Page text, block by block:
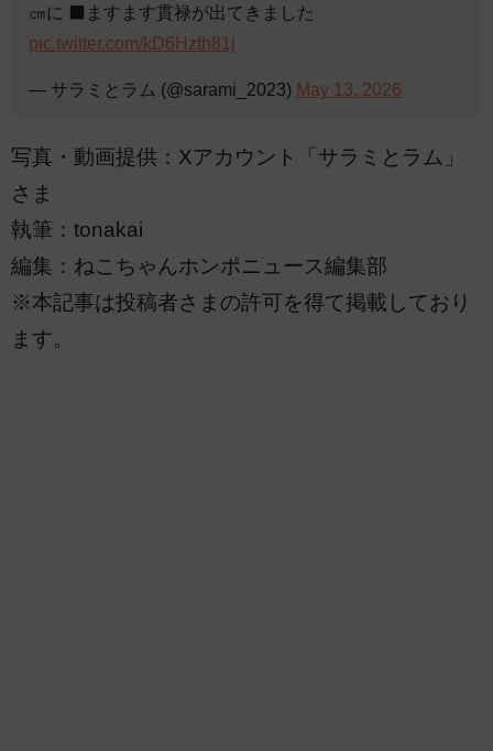
㎝に ‍⬛ますます貫禄が出てきました
pic.twitter.com/kD6Hzth81j
— サラミとラム (@sarami_2023) May 13, 2026
写真・動画提供：Xアカウント「サラミとラム」
さま
執筆：tonakai
編集：ねこちゃんホンポニュース編集部
※本記事は投稿者さまの許可を得て掲載しており
ます。